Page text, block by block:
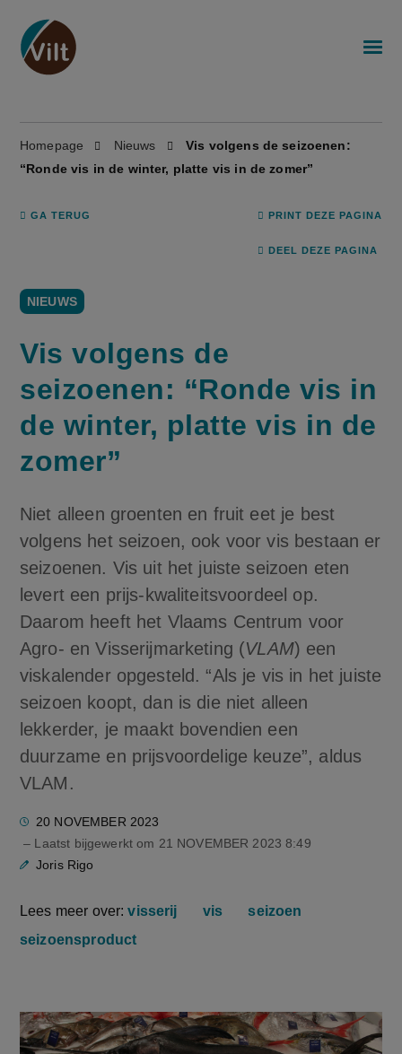
Homepage Nieuws
Vis volgens de seizoenen:
“Ronde vis in de winter, platte vis in de zomer”
GA TERUG PRINT DEZE PAGINA
DEEL DEZE PAGINA
NIEUWS
Vis volgens de
seizoenen: “Ronde vis in
de winter, platte vis in de
zomer”
Niet alleen groenten en fruit eet je best
volgens het seizoen, ook voor vis bestaan er
seizoenen. Vis uit het juiste seizoen eten
levert een prijs-kwaliteitsvoordeel op.
Daarom heeft het Vlaams Centrum voor
Agro- en Visserijmarketing (VLAM) een
viskalender opgesteld. “Als je vis in het juiste
seizoen koopt, dan is die niet alleen
lekkerder, je maakt bovendien een
duurzame en prijsvoordelige keuze”, aldus
VLAM.
20 NOVEMBER 2023
– Laatst bijgewerkt om 21 NOVEMBER 2023 8:49
Joris Rigo
Lees meer over:visserij vis
seizoen
seizoensproduct